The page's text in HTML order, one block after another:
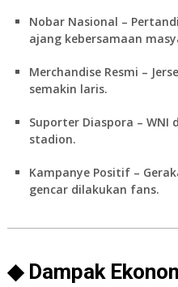
Nobar Nasional –
ajang kebersamaan
Merchandise Resmi –
semakin laris.
Suporter Diaspora – WNI
stadion.
Kampanye Positif–
gencar dilakukan fans.
◆ Dampak